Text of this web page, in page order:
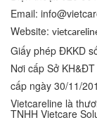
Email:
Website:
Giấy phép ĐKKD
Nơi cấp Sở KH&ĐT
cấp ngày 30/11/
Vietcareline là
TNHH Vietcare